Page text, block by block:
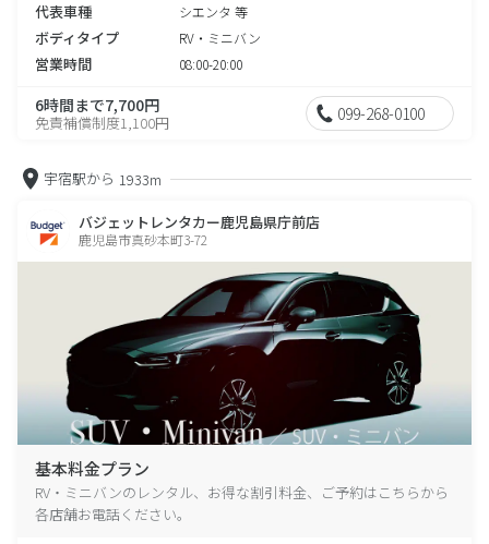
代表車種 シエンタ 等
ボディタイプ RV・ミニバン
営業時間 08:00-20:00
6時間まで7,700円
免責補償制度1,100円 099-268-0100
宇宿駅から 1933m
バジェットレンタカー鹿児島県庁前店
鹿児島市真砂本町3-72
基本料金プラン
RV・ミニバンのレンタル、お得な割引料金、ご予約はこちらから
各店舗お電話ください。